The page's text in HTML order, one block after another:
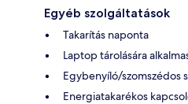
Egyéb szolgáltatások
Takarítás naponta
Laptop tárolására
Egybenyíló/szomszédos
Energiatakarékos